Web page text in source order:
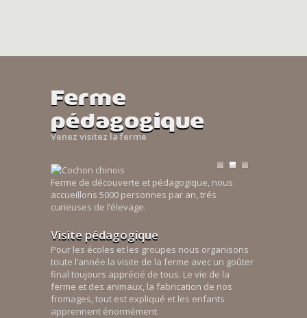
Ferme
pédagogique
Venez visitez la ferme
Ferme de découverte et pédagogique, nous
accueillons 5000 personnes par an, trés
curieuses de l’élevage.
Visite pédagogique
Pour les écoles et les groupes nous organisons
toute l’année la visite de la ferme avec un goûter
final toujours apprécié de tous. Le vie de la
ferme et des animaux, la fabrication de nos
fromages, tout est expliqué et les enfants
apprennent énormément.